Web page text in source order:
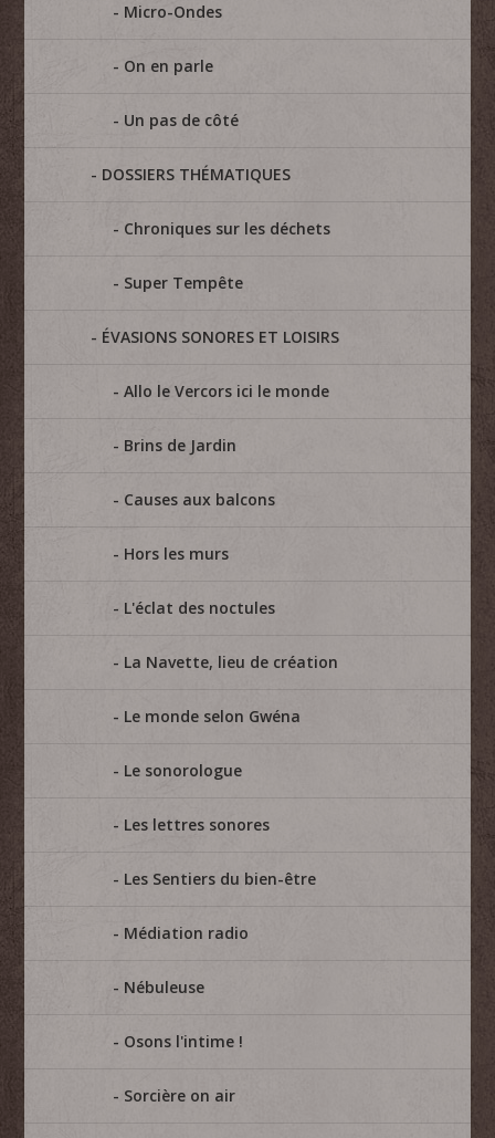
Micro-Ondes
On en parle
Un pas de côté
DOSSIERS THÉMATIQUES
Chroniques sur les déchets
Super Tempête
ÉVASIONS SONORES ET LOISIRS
Allo le Vercors ici le monde
Brins de Jardin
Causes aux balcons
Hors les murs
L'éclat des noctules
La Navette, lieu de création
Le monde selon Gwéna
Le sonorologue
Les lettres sonores
Les Sentiers du bien-être
Médiation radio
Nébuleuse
Osons l'intime !
Sorcière on air